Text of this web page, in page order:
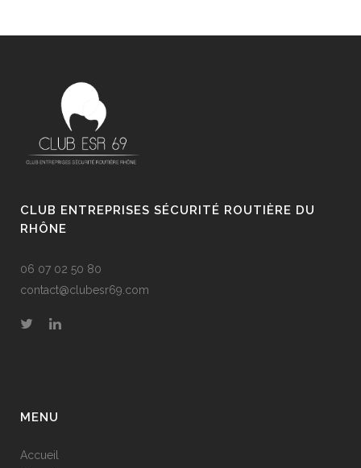
CLUB ENTREPRISES SÉCURITÉ ROUTIÈRE DU
RHÔNE
06 07 02 50 80
contact@clubesr69.com
MENU
Accueil